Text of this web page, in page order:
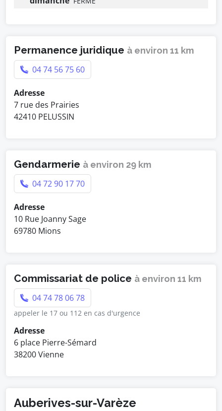
Permanence juridique à environ 11 km
04 74 56 75 60
Adresse
7 rue des Prairies
42410 PELUSSIN
Gendarmerie à environ 29 km
04 72 90 17 70
Adresse
10 Rue Joanny Sage
69780 Mions
Commissariat de police à environ 11 km
04 74 78 06 78
appeler le 17 ou 112 en cas d'urgence
Adresse
6 place Pierre-Sémard
38200 Vienne
Auberives-sur-Varèze